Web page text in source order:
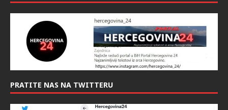
PRATITE NAS NA TWITTERU